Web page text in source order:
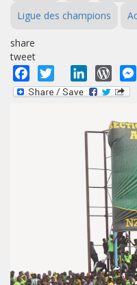
Ligue des champions
share
tweet
Facebook
Twitter LinkedIn